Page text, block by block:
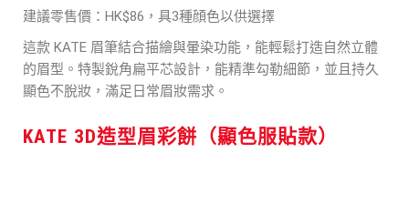
建議零售價：HK$86，具3種顔色以供選擇
這款 KATE 眉筆結合描繪與暈染功能，能輕鬆打造自然立體
的眉型。特製銳角扁平芯設計，能精準勾勒細節，並且持久
顯色不脫妝，滿足日常眉妝需求。
KATE 3D造型眉彩餅（顯色服貼款）